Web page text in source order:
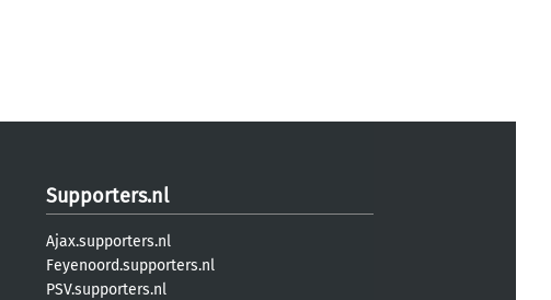
Supporters.nl
Ajax.supporters.nl
Feyenoord.supporters.nl
PSV.supporters.nl